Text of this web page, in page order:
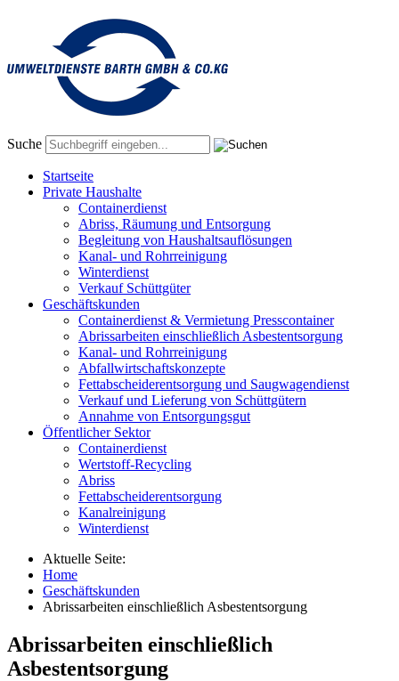
Suche
Startseite
Private Haushalte
Containerdienst
Abriss, Räumung und Entsorgung
Begleitung von Haushaltsauflösungen
Kanal- und Rohrreinigung
Winterdienst
Verkauf Schüttgüter
Geschäftskunden
Containerdienst & Vermietung Presscontainer
Abrissarbeiten einschließlich Asbestentsorgung
Kanal- und Rohrreinigung
Abfallwirtschaftskonzepte
Fettabscheiderentsorgung und Saugwagendienst
Verkauf und Lieferung von Schüttgütern
Annahme von Entsorgungsgut
Öffentlicher Sektor
Containerdienst
Wertstoff-Recycling
Abriss
Fettabscheiderentsorgung
Kanalreinigung
Winterdienst
Aktuelle Seite:
Home
Geschäftskunden
Abrissarbeiten einschließlich Asbestentsorgung
Abrissarbeiten einschließlich
Asbestentsorgung